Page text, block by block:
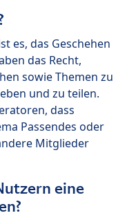
es, das Geschehen
das Recht,
sowie Themen zu
und zu teilen.
dass
Passendes oder
Mitglieder
eine